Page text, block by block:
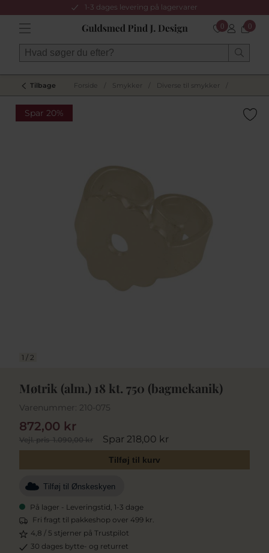
1-3 dages levering på lagervarer
0 0
Tilbage Forside Smykker Diverse til smykker
Spar 20%
1 / 2
Møtrik (alm.) 18 kt. 750 (bagmekanik)
Varenummer: 210-075
Vejl. pris1.090,00 kr Spar 218,00 kr
872,00 kr
Tilføj til kurv
Tilføj til Ønskeskyen
På lager - Leveringstid, 1-3 dage
Fri fragt til pakkeshop over 499 kr.
4,8 / 5 stjerner på Trustpilot
30 dages bytte- og returret